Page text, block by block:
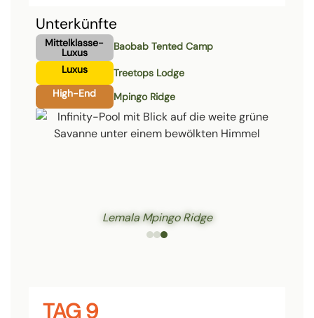
Unterkünfte
Mittelklasse-
Luxus
Baobab Tented Camp
Luxus
Treetops Lodge
High-End
Mpingo Ridge
Lemala Mpingo Ridge
TAG 9